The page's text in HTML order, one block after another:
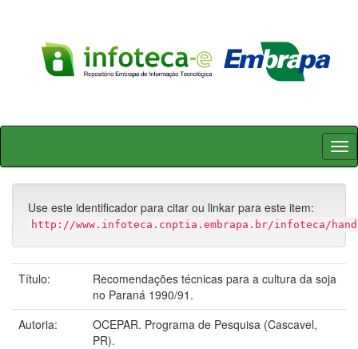
Skip
Use este identificador para citar ou linkar para este item:
http://www.infoteca.cnptia.embrapa.br/infoteca/
Título:
Recomendações técnicas para a cultura da soja
no Paraná 1990/91.
Autoria:
OCEPAR. Programa de Pesquisa (Cascavel,
PR).